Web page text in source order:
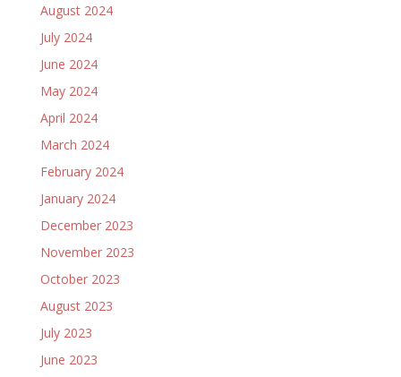
August 2024
July 2024
June 2024
May 2024
April 2024
March 2024
February 2024
January 2024
December 2023
November 2023
October 2023
August 2023
July 2023
June 2023